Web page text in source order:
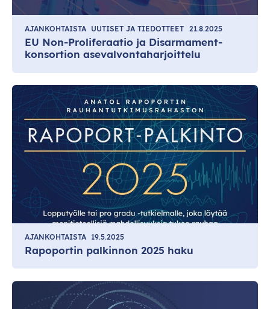
AJANKOHTAISTA UUTISET JA TIEDOTTEET 21.8.2025
EU Non-Proliferaatio ja Disarmament-
konsortion asevalvontaharjoittelu
AJANKOHTAISTA 19.5.2025
Rapoportin palkinnon 2025 haku